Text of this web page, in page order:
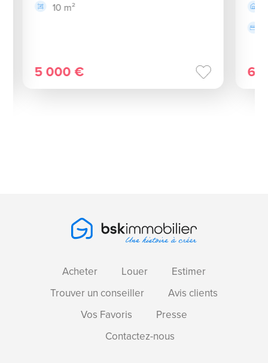
10 m²
5 000 €
Acheter Louer
Estimer
Trouver un conseiller
Avis clients
Vos Favoris
Presse
Contactez-nous